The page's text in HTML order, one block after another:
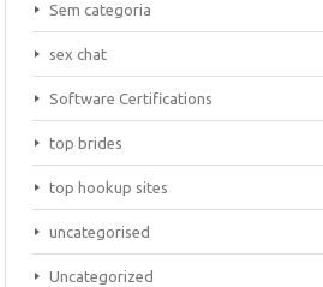
Sem categoria
sex chat
Software Certifications
top brides
top hookup sites
uncategorised
Uncategorized